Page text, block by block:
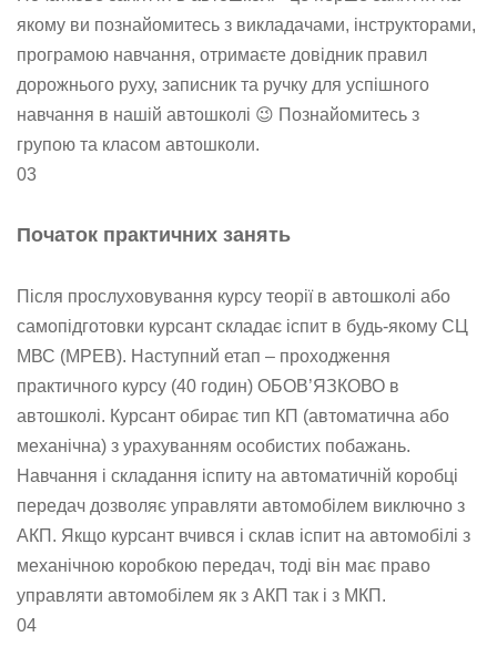
якому ви познайомитесь з викладачами, інструкторами,
програмою навчання, отримаєте довідник правил
дорожнього руху, записник та ручку для успішного
навчання в нашій автошколі 😉 Познайомитесь з
групою та класом автошколи.
03
Початок практичних занять
Після прослуховування курсу теорії в автошколі або
самопідготовки курсант складає іспит в будь-якому СЦ
МВС (МРЕВ). Наступний етап – проходження
практичного курсу (40 годин) ОБОВ’ЯЗКОВО в
автошколі. Курсант обирає тип КП (автоматична або
механічна) з урахуванням особистих побажань.
Навчання і складання іспиту на автоматичній коробці
передач дозволяє управляти автомобілем виключно з
АКП. Якщо курсант вчився і склав іспит на автомобілі з
механічною коробкою передач, тоді він має право
управляти автомобілем як з АКП так і з МКП.
04